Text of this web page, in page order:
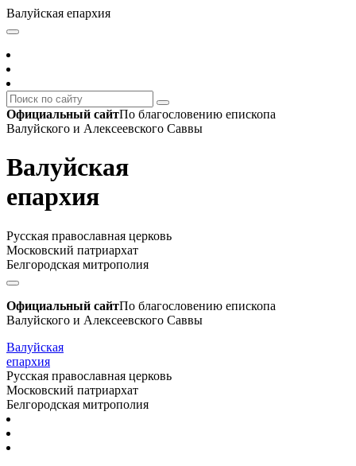
Валуйская епархия
Официальный сайтПо благословению епископа
Валуйского и Алексеевского Саввы
Валуйская
епархия
Русская православная церковь
Московский патриархат
Белгородская митрополия
Официальный сайтПо благословению епископа
Валуйского и Алексеевского Саввы
Валуйская
епархия
Русская православная церковь
Московский патриархат
Белгородская митрополия